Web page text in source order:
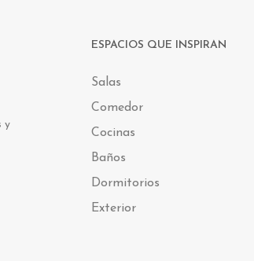
y
ESPACIOS QUE INSPIRAN
Salas
Comedor
Cocinas
Baños
Dormitorios
Exterior